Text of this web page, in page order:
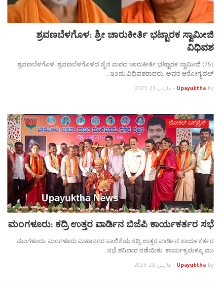
ಶ್ರವಣಬೆಳಗೊಳ: ಶ್ರೀ ಚಾರುಕೀರ್ತಿ ಭಟ್ಟಾರಕ ಸ್ವಾಮೀಜಿ
ವಿಧಿವಶ
ಶ್ರವಣಬೆಳಗೊಳ: ಶ್ರವಣಬೆಳಗೊಳದ ಜೈನ ಮಠದ ಚಾರುಕೀರ್ತಿ ಭಟ್ಟಾರಕ ಸ್ವಾಮೀಜಿ (75)
ಇಂದು ವಿಧಿವಶರಾದರು. ಅವರ ಆರೋಗ್ಯದಲ್…
by
Upayuktha
- مارس 23, 2023
ಲೋಕಲ್ ಎಕ್ಸ್‌ಪ್ರೆಸ್
ಮಂಗಳೂರು: ಕದ್ರಿ ಉತ್ತರ ವಾರ್ಡಿನ ಬಿಜೆಪಿ ಕಾರ್ಯಕರ್ತರ ಸಭೆ
ಮಂಗಳೂರು: ಮಂಗಳೂರು ಮಹಾನಗರ ಪಾಲಿಕೆಯ ಕದ್ರಿ ಉತ್ತರ ವಾರ್ಡಿನ ಕಾರ್ಯಕರ್ತರ
ಸಭೆ ಶನಿವಾರ ನಡೆಯಿತು. ಕಾರ್ಯಕ್ರಮಕ್ಕೂ ಮು…
by
Upayuktha
- مارس 20, 2023